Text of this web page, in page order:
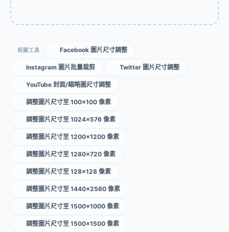
相關工具 Facebook 圖片尺寸調整
Instagram 圖片批量裁剪 Twitter 圖片尺寸調整
YouTube 封面/縮略圖尺寸調整
調整圖片尺寸至 100×100 像素
調整圖片尺寸至 1024×576 像素
調整圖片尺寸至 1200×1200 像素
調整圖片尺寸至 1280×720 像素
調整圖片尺寸至 128×128 像素
調整圖片尺寸至 1440×2560 像素
調整圖片尺寸至 1500×1000 像素
調整圖片尺寸至 1500×1500 像素